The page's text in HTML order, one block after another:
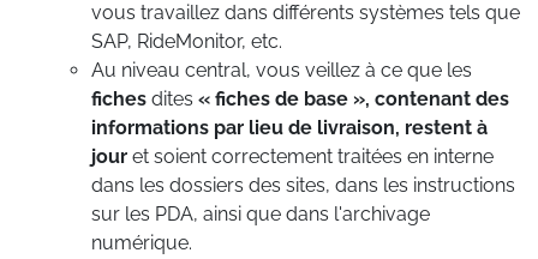
vous travaillez dans différents systèmes tels que
SAP, RideMonitor, etc.
Au niveau central, vous veillez à ce que les
fiches dites « fiches de base », contenant des
informations par lieu de livraison, restent à
jour et soient correctement traitées en interne
dans les dossiers des sites, dans les instructions
sur les PDA, ainsi que dans l'archivage
numérique.